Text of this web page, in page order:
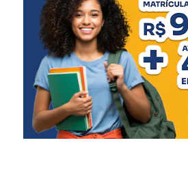
Em Santa Tereza, 24 famílias
a inundações não foram afetadas
em julho. Em Estrela, a necessidade
600 para 60 famílias, enquanto em
foi reduzido de 350 para 89
preventivas.
Orientação à população